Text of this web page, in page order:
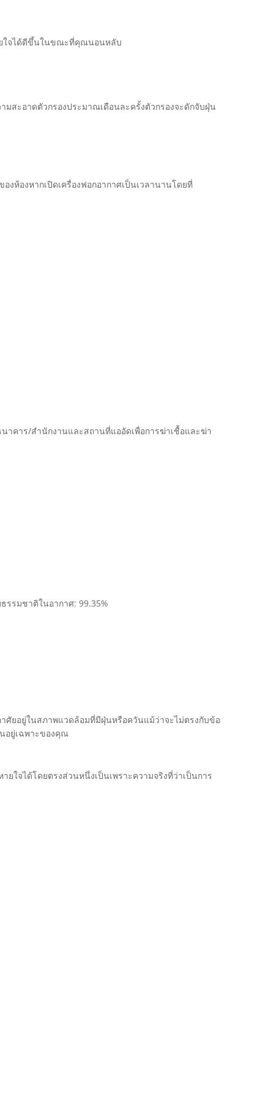
ยใจได้ดีขึ้นในขณะที่คุณนอนหลับ
สะอาดตัวกรองประมาณเดือนละครั้งตัวกรองจะดักจับฝุ่น
ห้องหากเปิดเครื่องฟอกอากาศเป็นเวลานานโดยที่
คาร/สำนักงานและสถานที่แออัดเพื่อการฆ่าเชื้อและฆ่า
รรมชาติในอากาศ: 99.35%
ศัยอยู่ในสภาพแวดล้อมที่มีฝุ่นหรือควันแม้ว่าจะไม่ตรงกับข้อ
อยู่เฉพาะของคุณ
ใจได้โดยตรงส่วนหนึ่งเป็นเพราะความจริงที่ว่าเป็นการ